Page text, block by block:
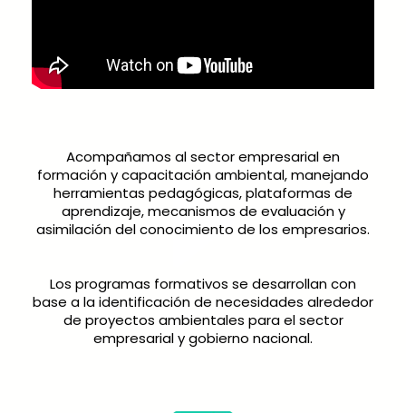
Acompañamos al sector empresarial en
formación y capacitación ambiental, manejando
herramientas pedagógicas, plataformas de
aprendizaje, mecanismos de evaluación y
asimilación del conocimiento de los empresarios.
Los programas formativos se desarrollan con
base a la identificación de necesidades alrededor
de proyectos ambientales para el sector
empresarial y gobierno nacional.